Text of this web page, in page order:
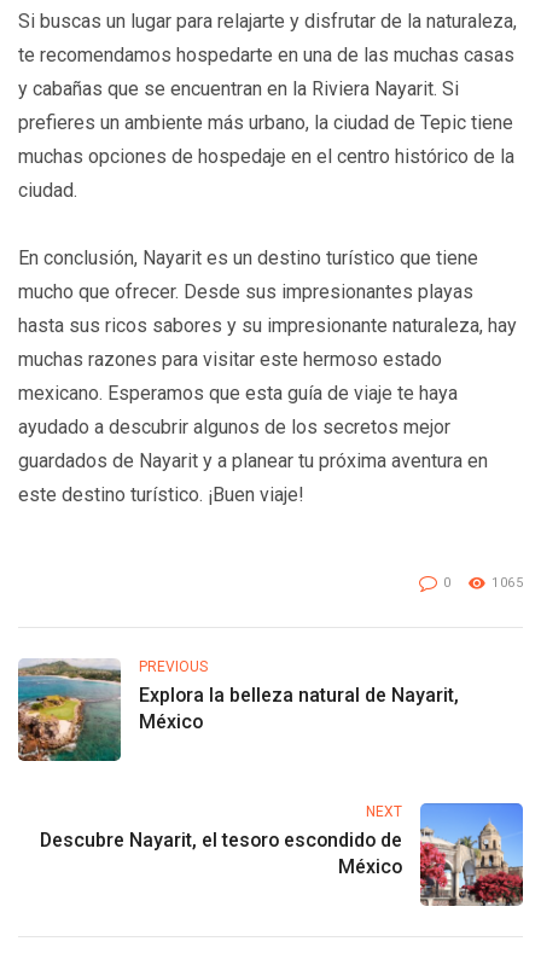
Si buscas un lugar para relajarte y disfrutar de la naturaleza,
te recomendamos hospedarte en una de las muchas casas
y cabañas que se encuentran en la Riviera Nayarit. Si
prefieres un ambiente más urbano, la ciudad de Tepic tiene
muchas opciones de hospedaje en el centro histórico de la
ciudad.
En conclusión, Nayarit es un destino turístico que tiene
mucho que ofrecer. Desde sus impresionantes playas
hasta sus ricos sabores y su impresionante naturaleza, hay
muchas razones para visitar este hermoso estado
mexicano. Esperamos que esta guía de viaje te haya
ayudado a descubrir algunos de los secretos mejor
guardados de Nayarit y a planear tu próxima aventura en
este destino turístico. ¡Buen viaje!
0 1065
PREVIOUS
Explora la belleza natural de Nayarit,
México
NEXT
Descubre Nayarit, el tesoro escondido de
México